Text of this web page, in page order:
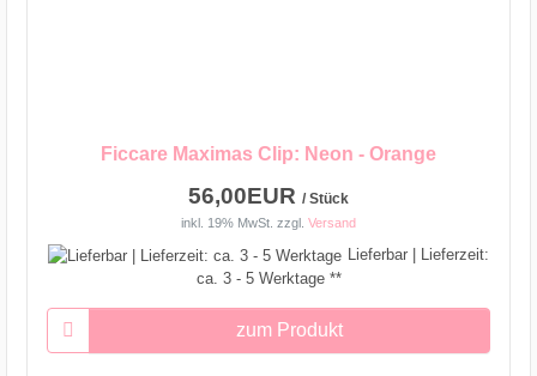
Ficcare Maximas Clip: Neon - Orange
56,00EUR / Stück
inkl. 19% MwSt. zzgl. Versand
Lieferbar | Lieferzeit:
ca. 3 - 5 Werktage **
zum Produkt